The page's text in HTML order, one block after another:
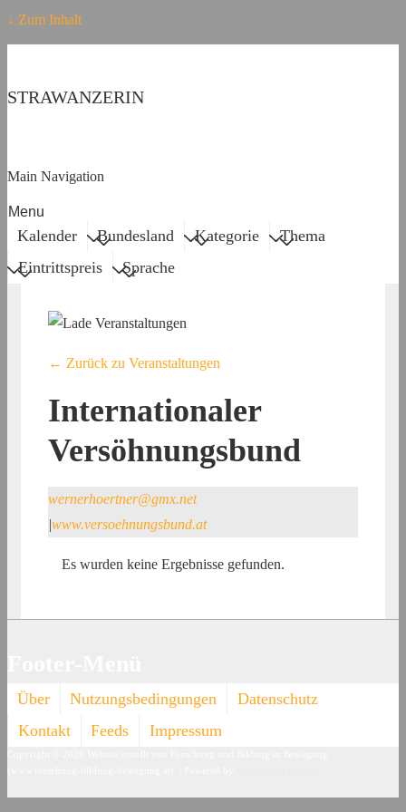
↓ Zum Inhalt
STRAWANZERIN
Main Navigation
Menu
Kalender Bundesland Kategorie
Thema
Eintrittspreis
Sprache
← Zurück zu Veranstaltungen
Internationaler
Versöhnungsbund
wernerhoertner@gmx.net
|www.versoehnungsbund.at
Es wurden keine Ergebnisse gefunden.
Über Nutzungsbedingungen
Datenschutz
Kontakt
Feeds Impressum